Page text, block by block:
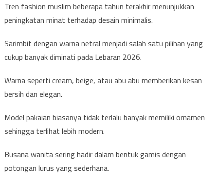
Tren fashion muslim beberapa tahun terakhir menunjukkan
peningkatan minat terhadap desain minimalis.
Sarimbit dengan warna netral menjadi salah satu pilihan yang
cukup banyak diminati pada Lebaran 2026.
Warna seperti cream, beige, atau abu abu memberikan kesan
bersih dan elegan.
Model pakaian biasanya tidak terlalu banyak memiliki ornamen
sehingga terlihat lebih modern.
Busana wanita sering hadir dalam bentuk gamis dengan
potongan lurus yang sederhana.